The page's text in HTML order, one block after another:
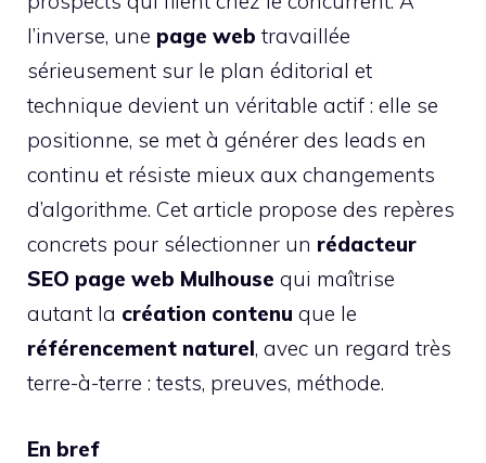
l’inverse, une page web travaillée
sérieusement sur le plan éditorial et
technique devient un véritable actif : elle se
positionne, se met à générer des leads en
continu et résiste mieux aux changements
d’algorithme. Cet article propose des repères
concrets pour sélectionner un rédacteur
SEO page web Mulhouse qui maîtrise
autant la création contenu que le
référencement naturel, avec un regard très
terre-à-terre : tests, preuves, méthode.
En bref